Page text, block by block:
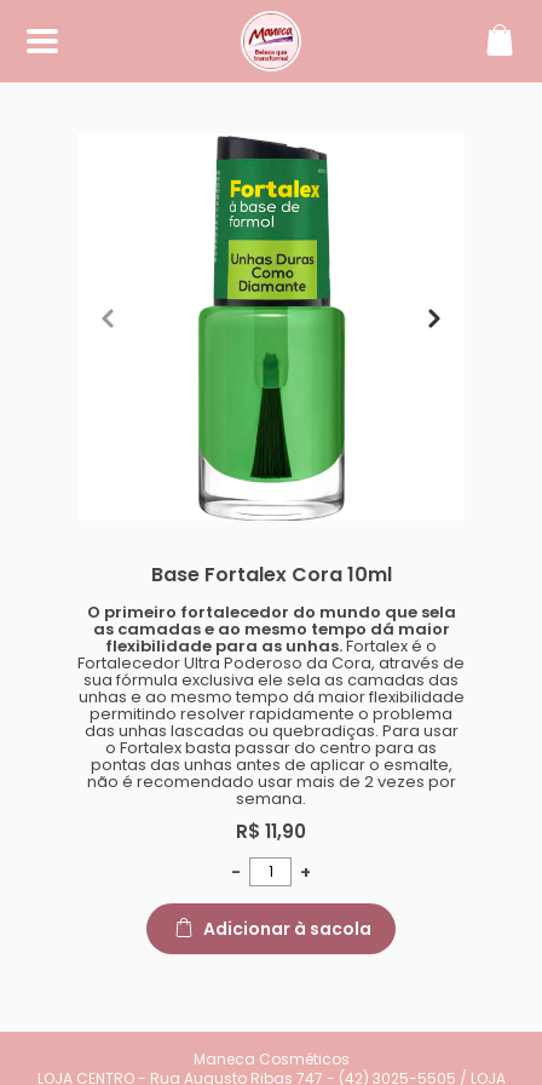
Maneca, beleza que transforma!
manecacosmeticos@yahoo.
Base Fortalex Cora 10ml
O primeiro fortalecedor do mundo que sela
as camadas e ao mesmo tempo dá maior
flexibilidade para as unhas.Fortalex é o
Fortalecedor Ultra Poderoso da Cora, através de
sua fórmula exclusiva ele sela as camadas das
unhas e ao mesmo tempo dá maior flexibilidade
permitindo resolver rapidamente o problema
das unhas lascadas ou quebradiças. Para usar
o Fortalex basta passar do centro para as
pontas das unhas antes de aplicar o esmalte,
não é recomendado usar mais de 2 vezes por
semana.
R$ 11,90
- +
Adicionar à sacola
Maneca Cosméticos
LOJA CENTRO - Rua Augusto Ribas 747 - (42) 3025-5505 / LOJA